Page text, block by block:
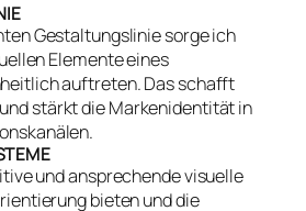
Gestaltungslinie sorge ich
Elemente eines
auftreten. Das schafft
stärkt die Markenidentität in
und ansprechende visuelle
bieten und die